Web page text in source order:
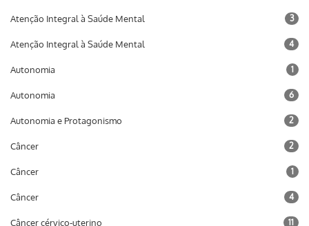
Atenção Integral à Saúde Mental 3
Atenção Integral à Saúde Mental 4
Autonomia 1
Autonomia 6
Autonomia e Protagonismo 2
Câncer 2
Câncer 1
Câncer 4
Câncer cérvico-uterino 11